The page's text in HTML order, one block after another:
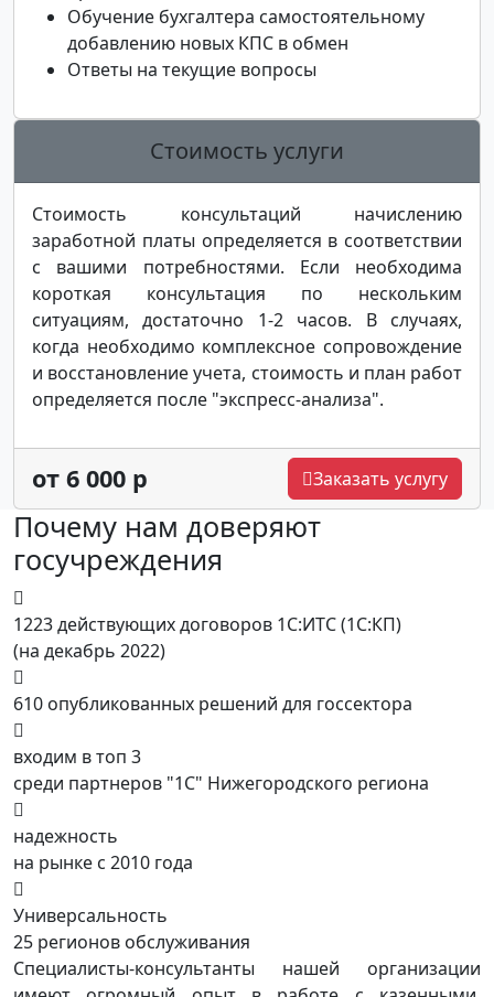
Обучение бухгалтера самостоятельному
добавлению новых КПС в обмен
Ответы на текущие вопросы
Стоимость услуги
Стоимость консультаций начислению
заработной платы определяется в соответствии
с вашими потребностями. Если необходима
короткая консультация по нескольким
ситуациям, достаточно 1-2 часов. В случаях,
когда необходимо комплексное сопровождение
и восстановление учета, стоимость и план работ
определяется после "экспресс-анализа".
от 6 000 р Заказать услугу
Почему нам доверяют
госучреждения
1223 действующих договоров 1С:ИТС (1С:КП)
(на декабрь 2022)
610 опубликованных решений для госсектора
входим в топ 3
среди партнеров "1С" Нижегородского региона
надежность
на рынке с 2010 года
Универсальность
25 регионов обслуживания
Специалисты-консультанты нашей организации